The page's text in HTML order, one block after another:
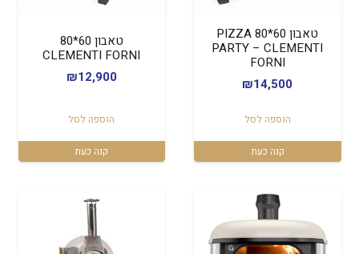
טאבון 60*80 PIZZA
PARTY – CLEMENTI
FORNI
₪14,500
הוספה לסל
קנה כעת
טאבון 60*80
CLEMENTI FORNI
₪12,900
הוספה לסל
קנה כעת